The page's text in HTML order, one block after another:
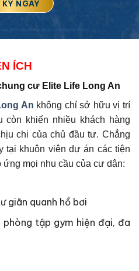
ÍCH
cư Elite Life Long An
An không chỉ sở hữu vị trí
còn khiến nhiều khách hàng
chi của chủ đầu tư. Chẳng
tại khuôn viên dự án các tiện
ứng mọi nhu cầu của cư dân:
giãn quanh hồ bơi
tập gym hiện đại, đa